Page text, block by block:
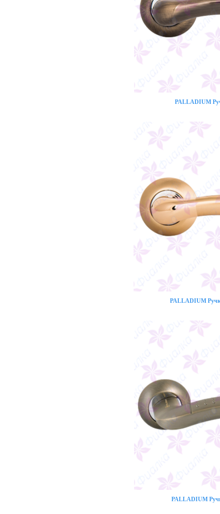
PALLADIUM
PALLADIUM
PALLADIUM